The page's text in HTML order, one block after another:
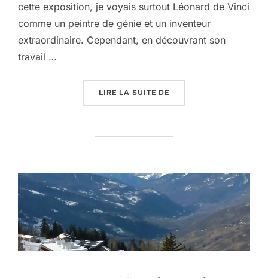
cette exposition, je voyais surtout Léonard de Vinci
comme un peintre de génie et un inventeur
extraordinaire. Cependant, en découvrant son
travail …
LIRE LA SUITE DE